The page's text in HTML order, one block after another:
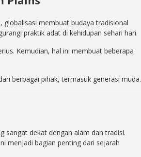
globalisasi membuat budaya tradisional
praktik adat di kehidupan sehari hari.
Kemudian, hal ini membuat beberapa
berbagai pihak, termasuk generasi muda.
sangat dekat dengan alam dan tradisi.
menjadi bagian penting dari sejarah